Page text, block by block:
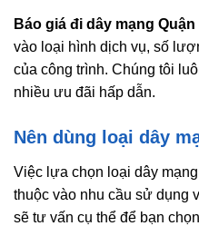
Báo giá đi dây mạng Quận
vào loại hình dịch vụ, số
của công trình. Chúng tôi
nhiều ưu đãi hấp dẫn.
Nên dùng loại dây
Việc lựa chọn loại dây
thuộc vào nhu cầu sử dụng
sẽ tư vấn cụ thể để bạn